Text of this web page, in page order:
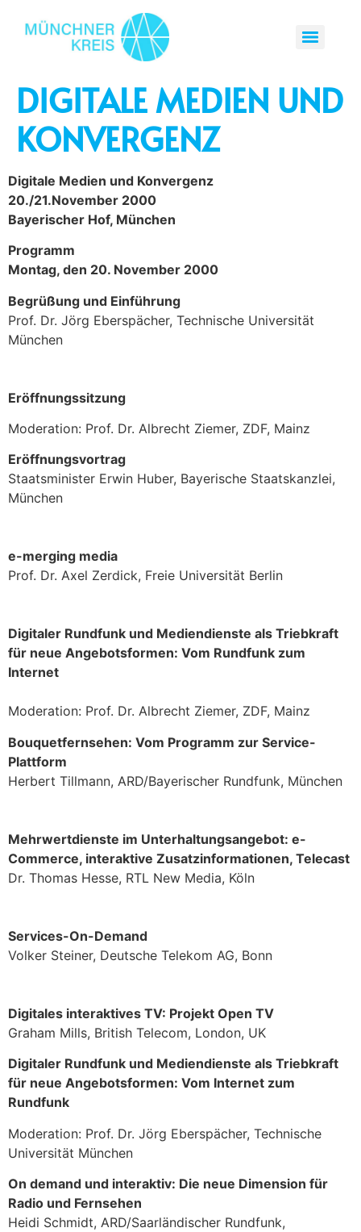
DIGITALE MEDIEN UND
KONVERGENZ
Digitale Medien und Konvergenz
20./21.November 2000
Bayerischer Hof, München
Programm
Montag, den 20. November 2000
Begrüßung und Einführung
Prof. Dr. Jörg Eberspächer, Technische Universität
München
Eröffnungssitzung
Moderation: Prof. Dr. Albrecht Ziemer, ZDF, Mainz
Eröffnungsvortrag
Staatsminister Erwin Huber, Bayerische Staatskanzlei,
München
e-merging media
Prof. Dr. Axel Zerdick, Freie Universität Berlin
Digitaler Rundfunk und Mediendienste als Triebkraft
für neue Angebotsformen: Vom Rundfunk zum
Internet
Moderation: Prof. Dr. Albrecht Ziemer, ZDF, Mainz
Bouquetfernsehen: Vom Programm zur Service-
Plattform
Herbert Tillmann, ARD/Bayerischer Rundfunk, München
Mehrwertdienste im Unterhaltungsangebot: e-
Commerce, interaktive Zusatzinformationen, Telecast
Dr. Thomas Hesse, RTL New Media, Köln
Services-On-Demand
Volker Steiner, Deutsche Telekom AG, Bonn
Digitales interaktives TV: Projekt Open TV
Graham Mills, British Telecom, London, UK
Digitaler Rundfunk und Mediendienste als Triebkraft
für neue Angebotsformen: Vom Internet zum
Rundfunk
Moderation: Prof. Dr. Jörg Eberspächer, Technische
Universität München
On demand und interaktiv: Die neue Dimension für
Radio und Fernsehen
Heidi Schmidt, ARD/Saarländischer Rundfunk,